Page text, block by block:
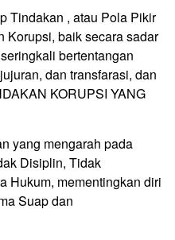
Tindakan , atau Pola Pikir
Korupsi, baik secara sadar
bertentangan
dan transfarasi, dan
KORUPSI YANG
yang mengarah pada
Disiplin, Tidak
Hukum, mementingkan diri
Suap dan